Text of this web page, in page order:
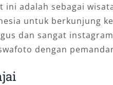
ini adalah sebagai
untuk berkunjung
dan sangat
dengan